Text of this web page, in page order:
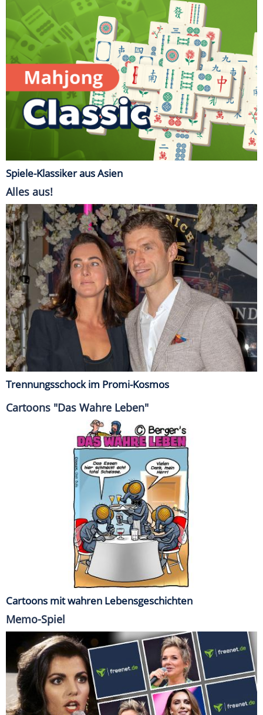
Spiele-Klassiker aus Asien
Alles aus!
Trennungsschock im Promi-Kosmos
Cartoons "Das Wahre Leben"
Cartoons mit wahren Lebensgeschichten
Memo-Spiel